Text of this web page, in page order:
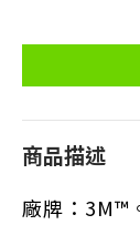
商品描述
廠牌：3M™